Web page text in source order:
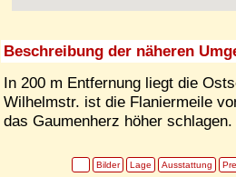
Beschreibung der näheren
In 200 m Entfernung liegt die
Wilhelmstr. ist die Flaniermeile
das Gaumenherz höher schlagen.
Bilder Lage Ausstattung